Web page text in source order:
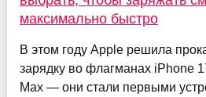
максимально быстро
В этом году Apple решила
зарядку во флагманах iPhone
Max — они стали первыми